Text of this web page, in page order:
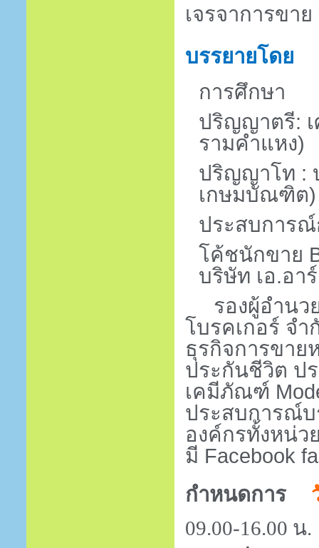
เจรจาการขา
บรรยายโดย
การศึกษา
ปริญญาตรี:
รามคำแหง)
ปริญญาโท :
เกษมบัณฑิต)
ประสบการณ์
โค้ชนักขาย
บริษัท เอ.อา
รองผู้อำนว
โบรคเกอร์ จ
ธุรกิจการขาย
ประกันชีวิต ป
เคมีภัณฑ์
ประสบการณ์บ
องค์กรทั้งหน่ว
มี Facebook
กำหนดการ
09.00-16.00 น.